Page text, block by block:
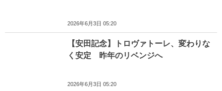
2026年6月3日 05:20
【安田記念】トロヴァトーレ、変わりな
く安定 昨年のリベンジへ
2026年6月3日 05:20